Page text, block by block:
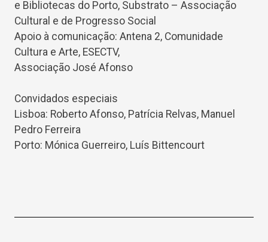
e Bibliotecas do Porto, Substrato – Associação
Cultural e de Progresso Social
Apoio à comunicação: Antena 2, Comunidade
Cultura e Arte, ESECTV,
Associação José Afonso
Convidados especiais
Lisboa: Roberto Afonso, Patrícia Relvas, Manuel
Pedro Ferreira
Porto: Mónica Guerreiro, Luís Bittencourt